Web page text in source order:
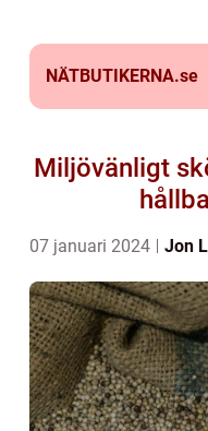
NÄTBUTIKERNA.se
Miljövänligt
07 januari 2024 Jon